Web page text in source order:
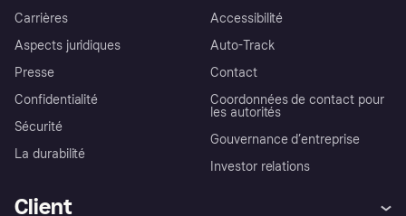
Carrières
Aspects juridiques
Presse
Confidentialité
Sécurité
La durabilité
Accessibilité
Auto-Track
Contact
Coordonnées de contact pour
les autorités
Gouvernance d’entreprise
Investor relations
Client